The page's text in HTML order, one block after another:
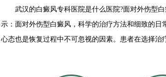
武汉的白癜风专科医院是什么医院?面对外伤型白
示：面对外伤型白癜风，科学的治疗方法和细致的
心态也是恢复过程中不可忽视的因素。患者在选择治